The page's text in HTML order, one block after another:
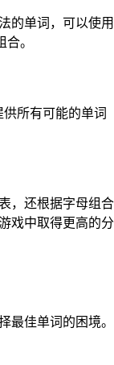
的单词，可以使用
。
供所有可能的单词
，还根据字母组合
戏中取得更高的分
最佳单词的困境。